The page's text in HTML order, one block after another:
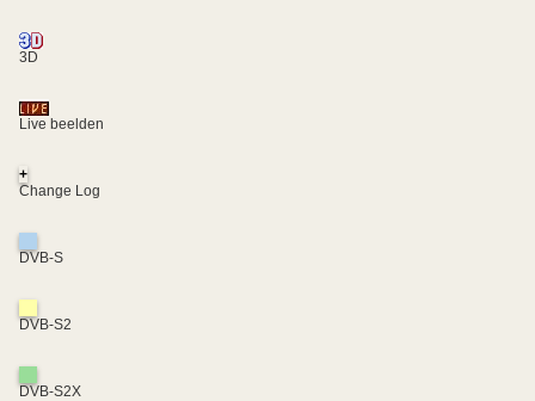
3D
Live beelden
+
Change Log
DVB-S
DVB-S2
DVB-S2X